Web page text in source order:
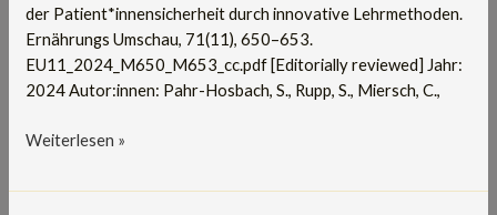
der Patient*innensicherheit durch innovative Lehrmethoden.
Ernährungs Umschau, 71(11), 650–653.
EU11_2024_M650_M653_cc.pdf [Editorially reviewed] Jahr:
2024 Autor:innen: Pahr-Hosbach, S., Rupp, S., Miersch, C.,
Weiterlesen »